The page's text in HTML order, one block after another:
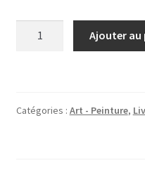
la
Ajouter au
Catégories : Art - Peinture,